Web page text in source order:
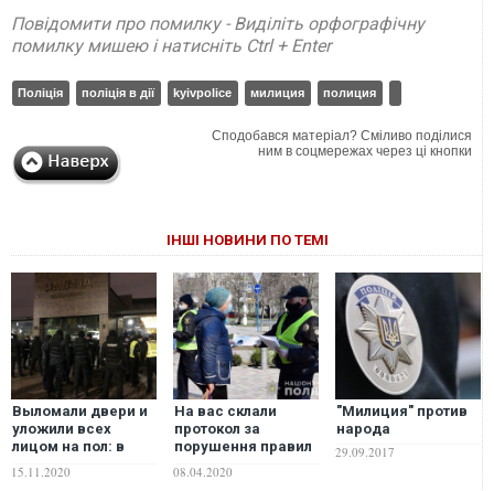
Повідомити про помилку - Виділіть орфографічну
помилку мишею і натисніть Ctrl + Enter
Поліція поліція в дії kyivpolice милиция полиция
Сподобався матеріал? Сміливо поділися
ним в соцмережах через ці кнопки
ІНШІ НОВИНИ ПО ТЕМІ
Выломали двери и
уложили всех
лицом на пол: в
пошла на штурм
15.11.2020
На вас склали
протокол за
порушення правил
сперечайтеся з
08.04.2020
"Милиция" против
народа
29.09.2017